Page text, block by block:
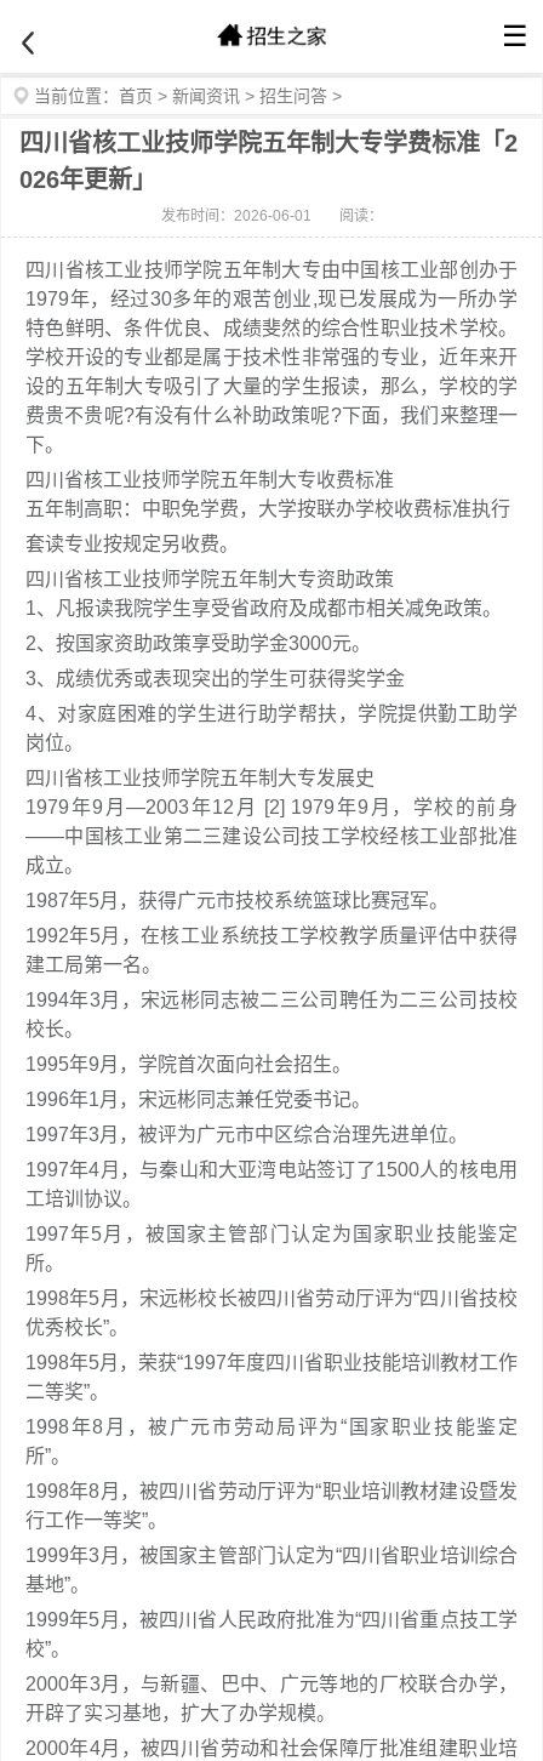
☰
当前位置： 首页 > 新闻资讯 > 招生问答 >
四川省核工业技师学院五年制大专学费标准「2
026年更新」
发布时间：2026-06-01 阅读：
四川省核工业技师学院五年制大专由中国核工业部创办于
1979年，经过30多年的艰苦创业,现已发展成为一所办学
特色鲜明、条件优良、成绩斐然的综合性职业技术学校。
学校开设的专业都是属于技术性非常强的专业，近年来开
设的五年制大专吸引了大量的学生报读，那么，学校的学
费贵不贵呢?有没有什么补助政策呢?下面，我们来整理一
下。
四川省核工业技师学院五年制大专收费标准
五年制高职：中职免学费，大学按联办学校收费标准执行
套读专业按规定另收费。
四川省核工业技师学院五年制大专资助政策
1、凡报读我院学生享受省政府及成都市相关减免政策。
2、按国家资助政策享受助学金3000元。
3、成绩优秀或表现突出的学生可获得奖学金
4、对家庭困难的学生进行助学帮扶，学院提供勤工助学
岗位。
四川省核工业技师学院五年制大专发展史
1979年9月—2003年12月 [2] 1979年9月，学校的前身
——中国核工业第二三建设公司技工学校经核工业部批准
成立。
1987年5月，获得广元市技校系统篮球比赛冠军。
1992年5月，在核工业系统技工学校教学质量评估中获得
建工局第一名。
1994年3月，宋远彬同志被二三公司聘任为二三公司技校
校长。
1995年9月，学院首次面向社会招生。
1996年1月，宋远彬同志兼任党委书记。
1997年3月，被评为广元市中区综合治理先进单位。
1997年4月，与秦山和大亚湾电站签订了1500人的核电用
工培训协议。
1997年5月，被国家主管部门认定为国家职业技能鉴定
所。
1998年5月，宋远彬校长被四川省劳动厅评为“四川省技校
优秀校长”。
1998年5月，荣获“1997年度四川省职业技能培训教材工作
二等奖”。
1998年8月，被广元市劳动局评为“国家职业技能鉴定
所”。
1998年8月，被四川省劳动厅评为“职业培训教材建设暨发
行工作一等奖”。
1999年3月，被国家主管部门认定为“四川省职业培训综合
基地”。
1999年5月，被四川省人民政府批准为“四川省重点技工学
校”。
2000年3月，与新疆、巴中、广元等地的厂校联合办学，
开辟了实习基地，扩大了办学规模。
2000年4月，被四川省劳动和社会保障厅批准组建职业培